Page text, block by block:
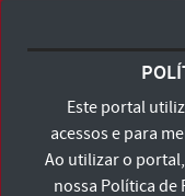
Terms
Este portal
acessos e para
Ao utilizar o
nossa Política de